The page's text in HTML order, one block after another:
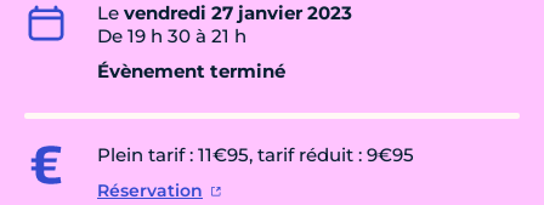
Le vendredi 27 janvier 2023
De 19 h 30 à 21 h
Évènement terminé
Plein tarif : 11€95, tarif réduit : 9€95
Réservation